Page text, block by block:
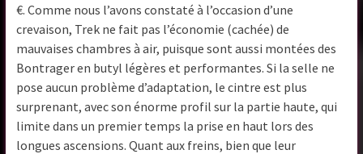
€. Comme nous l’avons constaté à l’occasion d’une
crevaison, Trek ne fait pas l’économie (cachée) de
mauvaises chambres à air, puisque sont aussi montées des
Bontrager en butyl légères et performantes. Si la selle ne
pose aucun problème d’adaptation, le cintre est plus
surprenant, avec son énorme profil sur la partie haute, qui
limite dans un premier temps la prise en haut lors des
longues ascensions. Quant aux freins, bien que leur